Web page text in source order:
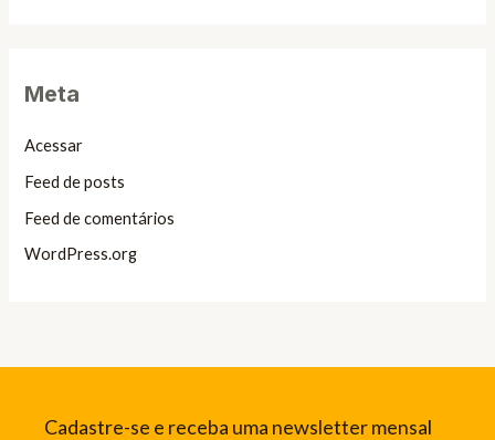
Meta
Acessar
Feed de posts
Feed de comentários
WordPress.org
Cadastre-se e receba uma newsletter mensal